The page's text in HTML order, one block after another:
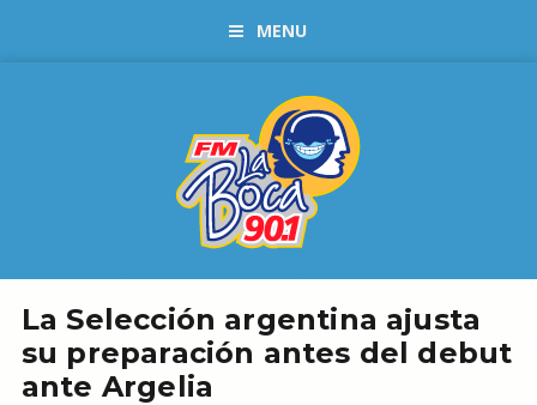
MENU
La Selección argentina ajusta
su preparación antes del debut
ante Argelia